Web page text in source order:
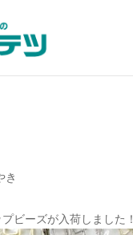
き
ビーズが入荷しました！